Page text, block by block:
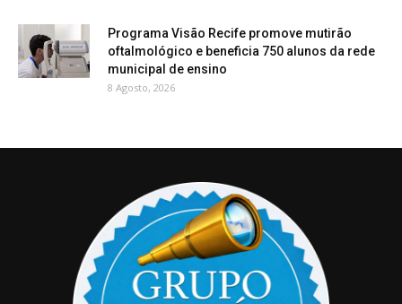
Programa Visão Recife promove mutirão
oftalmológico e beneficia 750 alunos da rede
municipal de ensino
8 Agosto, 2026